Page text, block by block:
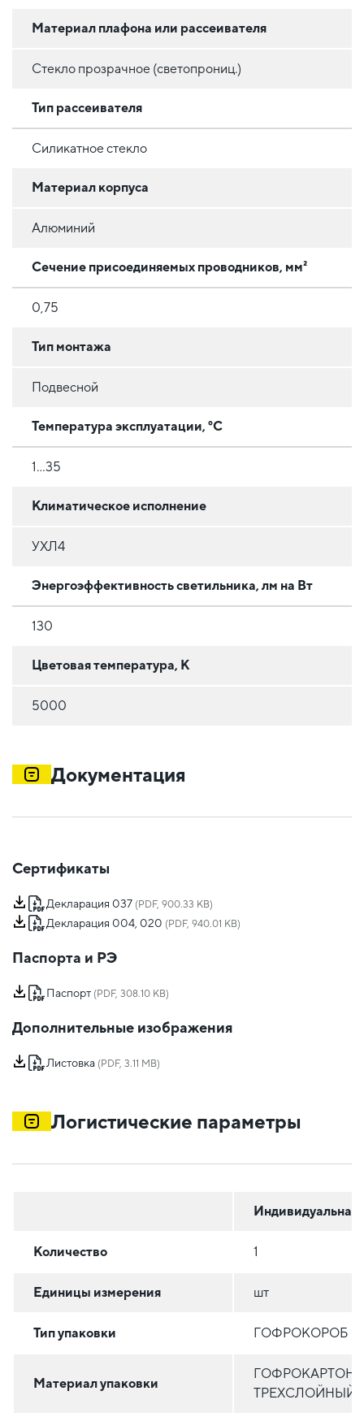
Материал плафона или рассеивателя
Стекло прозрачное (светопрониц.)
Тип рассеивателя
Силикатное стекло
Материал корпуса
Алюминий
Сечение присоединяемых проводников, мм²
0,75
Тип монтажа
Подвесной
Температура эксплуатации, °C
1…35
Климатическое исполнение
УХЛ4
Энергоэффективность светильника, лм на Вт
130
Цветовая температура, К
5000
Документация
Сертификаты
Декларация 037 (PDF, 900.33 KB)
Декларация 004, 020 (PDF, 940.01 KB)
Паспорта и РЭ
Паспорт (PDF, 308.10 KB)
Дополнительные изображения
Листовка (PDF, 3.11 MB)
Логистические параметры
Индивидуальная
Количество 1
Единицы измерения шт
Тип упаковки ГОФРОКОРОБ
Материал упаковки
ГОФРОКАРТОН
ТРЕХСЛОЙНЫЙ